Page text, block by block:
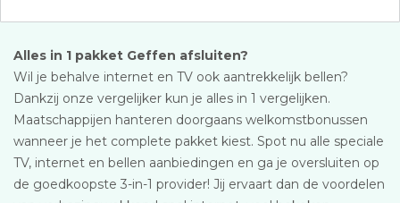
Alles in 1 pakket Geffen afsluiten?
Wil je behalve internet en TV ook aantrekkelijk bellen?
Dankzij onze vergelijker kun je alles in 1 vergelijken.
Maatschappijen hanteren doorgaans welkomstbonussen
wanneer je het complete pakket kiest. Spot nu alle speciale
TV, internet en bellen aanbiedingen en ga je oversluiten op
de goedkoopste 3-in-1 provider! Jij ervaart dan de voordelen